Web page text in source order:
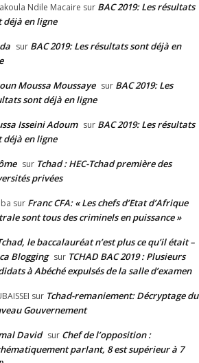
Ndile Macaire sur BAC 2019: Les résultats
déjà en ligne
sur BAC 2019: Les résultats sont déjà en
Moussa Moussaye sur BAC 2019: Les
sont déjà en ligne
Isseini Adoum sur BAC 2019: Les résultats
déjà en ligne
sur Tchad : HEC-Tchad première des
privées
sur Franc CFA: « Les chefs d’Etat d’Afrique
sont tous des criminels en puissance »
le baccalauréat n’est plus ce qu’il était –
Blogging sur TCHAD BAC 2019 : Plusieurs
à Abéché expulsés de la salle d’examen
sur Tchad-remaniement: Décryptage du
Gouvernement
David sur Chef de l’opposition :
parlant, 8 est supérieur à 7